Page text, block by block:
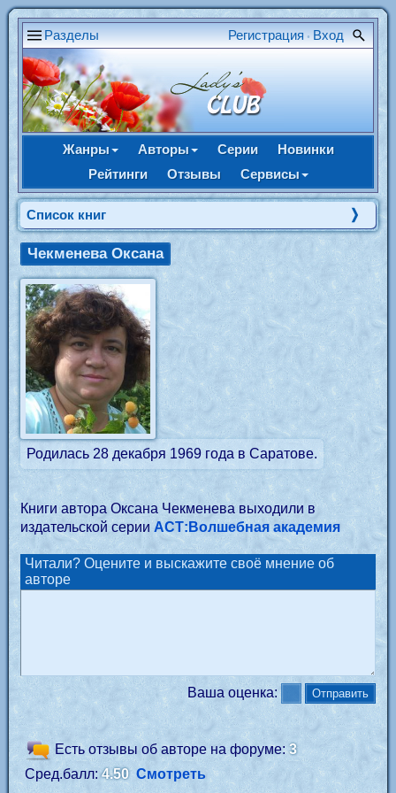
Разделы Регистрация • Вход
Жанры Авторы Серии
Новинки
Рейтинги
Отзывы Сервисы
Cписок книг
Чекменева Оксана
Родилась 28 декабря 1969 года в Саратове.
Книги автора Оксана Чекменева выходили в
издательской серииАСТ:Волшебная академия
Читали? Оцените и выскажите своё мнение об
авторе
Ваша оценка:
Есть отзывы об авторе на форуме:3
Сред.балл:4.50 Смотреть